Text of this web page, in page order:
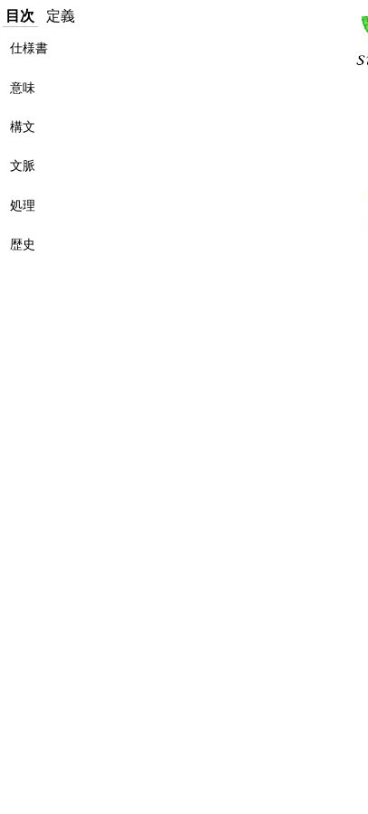
目次 定義
仕様書
意味
構文
文脈
処理
歴史